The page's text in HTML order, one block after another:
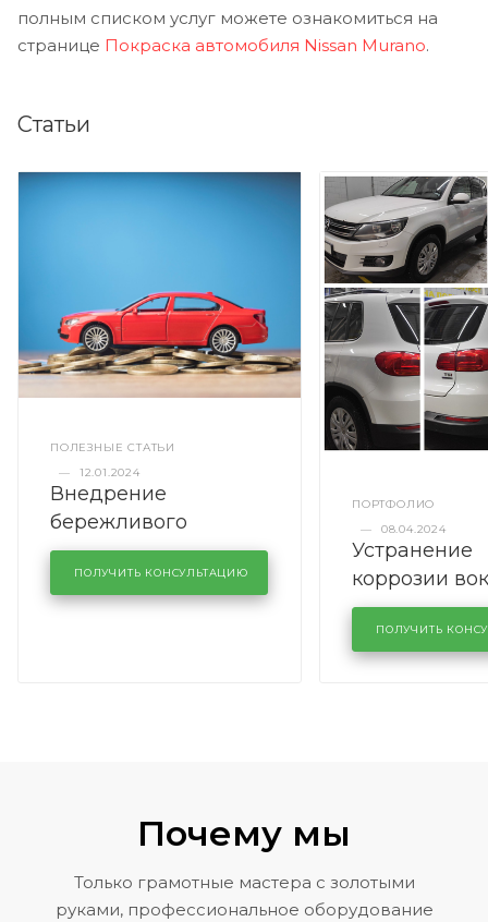
полным списком услуг можете ознакомиться на
странице Покраска автомобиля Nissan Murano.
Статьи
ПОЛЕЗНЫЕ СТАТЬИ
—
12.01.2024
Внедрение
бережливого
производства в
кузовном сервисе
KUTUZOVV
ПОЛУЧИТЬ КОНСУЛЬТАЦИЮ
ПОРТФОЛИО
—
08.04.2024
Устранение
коррозии
лобового
районе
Volkswagen
ПОЛУЧИТЬ
Почему мы
Только грамотные мастера с золотыми
руками, профессиональное оборудование